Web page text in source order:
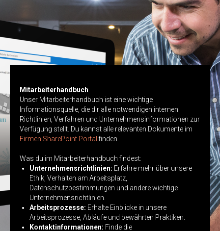
Mitarbeiterhandbuch
Unser Mitarbeiterhandbuch ist eine wichtige
Informationsquelle, die dir alle notwendigen internen
Richtlinien, Verfahren und Unternehmensinformationen zur
Verfügung stellt. Du kannst alle relevanten Dokumente im
Firmen SharePoint Portal finden.
Was du im Mitarbeiterhandbuch findest:
Unternehmensrichtlinien: Erfahre mehr über unsere
Ethik, Verhalten am Arbeitsplatz,
Datenschutzbestimmungen und andere wichtige
Unternehmensrichtlinien.
Arbeitsprozesse: Erhalte Einblicke in unsere
Arbeitsprozesse, Abläufe und bewährten Praktiken.
Kontaktinformationen: Finde die